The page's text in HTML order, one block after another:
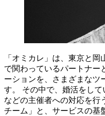
「オミカレ」は、東京と
で関わっているパートナー
ーションを、さまざまなツ
す。 その中で、婚活をし
などの主催者への対応を行
チーム」と、サービスの基